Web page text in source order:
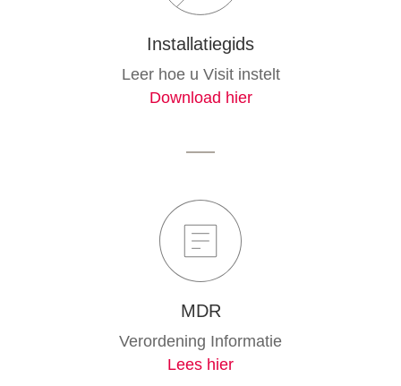
Installatiegids
Leer hoe u Visit instelt
Download hier
MDR
Verordening Informatie
Lees hier